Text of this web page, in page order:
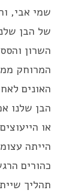
שמי אבי,
השרון
המרוחק
האונים
הבן שלנו
או
הייתה
כהורים
תהליך